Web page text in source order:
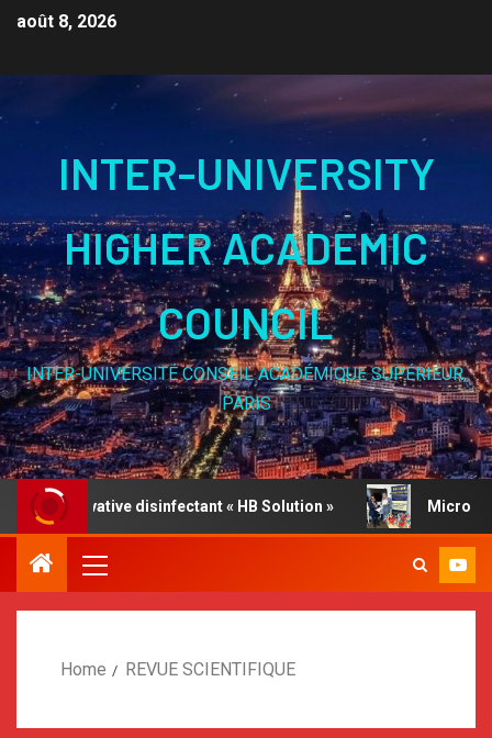
août 8, 2026
INTER-UNIVERSITY
HIGHER ACADEMIC
COUNCIL
INTER-UNIVERSITÉ CONSEIL ACADÉMIQUE SUPÉRIEUR,
PARIS
1, Innovative disinfectant « HB Solution » Micro
Home REVUE SCIENTIFIQUE